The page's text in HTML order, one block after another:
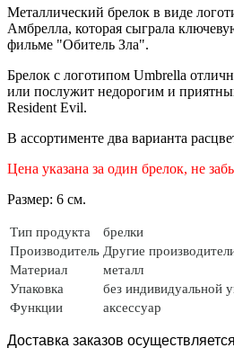
Металлический брелок в виде
Амбрелла, которая сыграла
фильме "Обитель Зла".
Брелок с логотипом Umbrella
или послужит недорогим и
Resident Evil.
В ассортименте два варианта
Цена указана за один брелок, не
Размер: 6 см.
Тип продукта
брелки
Производитель Другие
Материал
металл
Упаковка
без индивидуальной
Функции
аксессуар
Доставка заказов